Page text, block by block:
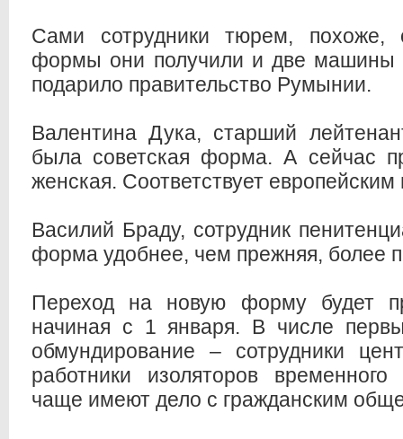
Сами сотрудники тюрем,
формы они получили и две машины
подарило правительство Румынии.
Валентина Дука, старший
была советская форма. А сейчас
женская. Соответствует
Василий Браду, сотрудник
форма удобнее, чем прежняя, более
Переход на новую форму будет
начиная с 1 января. В числе
обмундирование – сотрудники
работники изоляторов
чаще имеют дело с гражданским